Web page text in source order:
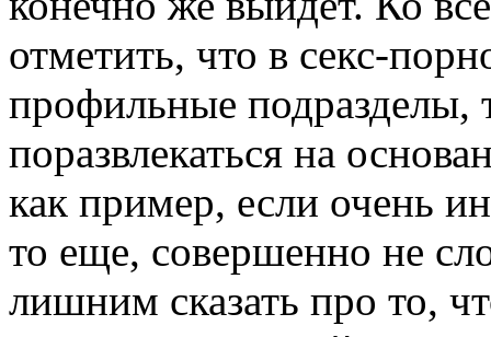
отметить, что в секс-
профильные подразделы,
поразвлекаться на
как пример, если очень
то еще, совершенно не
лишним сказать про то,